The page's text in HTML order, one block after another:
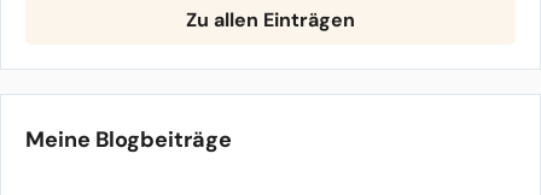
Zu allen Einträgen
Meine Blogbeiträge